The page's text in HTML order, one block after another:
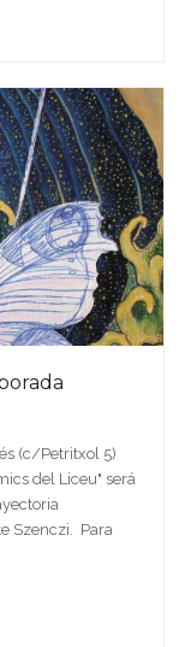
(c/Petritxol 5)
del Liceu" será
Szenczi. Para